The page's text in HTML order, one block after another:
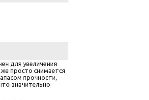
для увеличения
просто снимается
прочности,
значительно